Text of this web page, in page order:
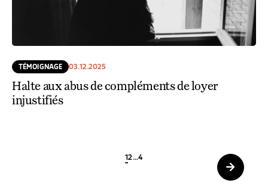
TÉMOIGNAGE 03.12.2025
Halte aux abus de compléments de loyer
injustifiés
12…4